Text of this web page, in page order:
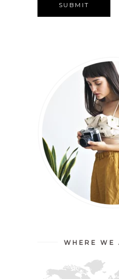
WHERE WE